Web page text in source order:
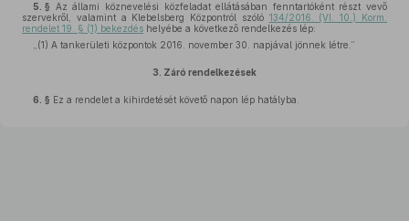
5. § Az állami köznevelési közfeladat ellátásában fenntartóként részt vevő
szervekről, valamint a Klebelsberg Központról szóló 134/2016. (VI. 10.) Korm.
rendelet 19. § (1) bekezdés helyébe a következő rendelkezés lép:
„(1) A tankerületi központok 2016. november 30. napjával jönnek létre.”
3. Záró rendelkezések
6. § Ez a rendelet a kihirdetését követő napon lép hatályba.